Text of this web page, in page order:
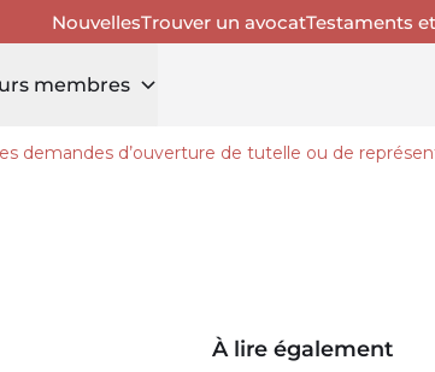
NouvellesTrouver un avocatTestaments
membres
demandes d’ouverture de tutelle ou de
À lire également